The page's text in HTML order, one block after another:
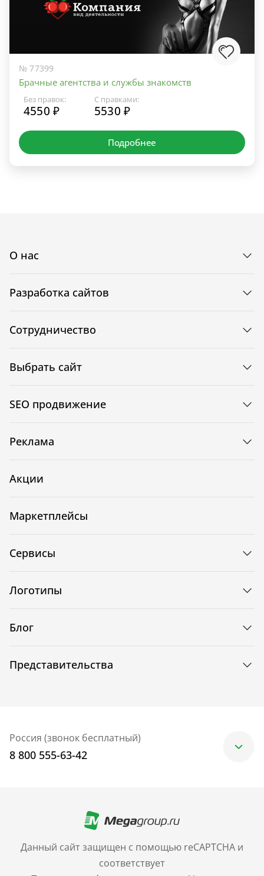
№ 77399
Брачные агентства и службы знакомств
Без правок:
4550 ₽
С правками:
5530 ₽
Подробнее
Данный сайт защищен с помощью reCAPTCHA и
соответствует
О нас
Разработка сайтов
Сотрудничество
Выбрать сайт
SEO продвижение
Реклама
Акции
Маркетплейсы
Сервисы
Логотипы
Блог
Представительства
Россия (звонок бесплатный)
8 800 555-63-42
+7 (499) 705-30-10
Санкт-Петербург
+7 (812) 600-77-33